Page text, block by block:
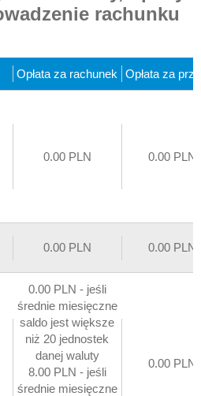
rachunku
Opłata za rachunek Opłata za
0.00 PLN 0.00 PLN
0.00 PLN 0.00 PLN
0.00 PLN - jeśli
średnie miesięczne
saldo jest większe
niż 20 jednostek
danej waluty
8.00 PLN - jeśli
średnie miesięczne
0.00 PLN